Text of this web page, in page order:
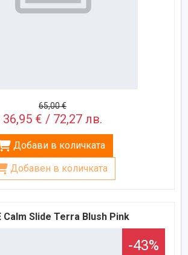
65,00 €
36,95 € / 72,27 лв.
Добави в количката
Добавен в количката
Calm Slide Terra Blush Pink
-43%